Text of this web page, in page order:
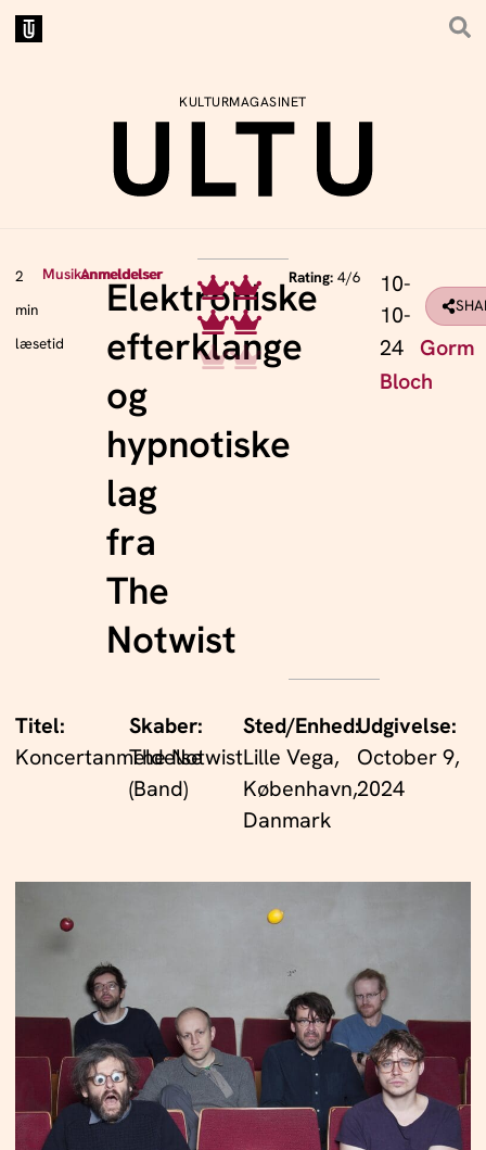
KULTURMAGASINET
2
min
læsetid
Musikanmeldelser
Anmeldelser
Elektroniske
efterklange
og
hypnotiske
lag
fra
The
Notwist
Rating: 4/6
10-
10-
24Gorm
Bloch
Titel:
Koncertanmeldelse
Skaber:
The Notwist
(Band)
Sted/Enhed:
Lille Vega,
København,
Danmark
Udgivelse:
October 9,
2024